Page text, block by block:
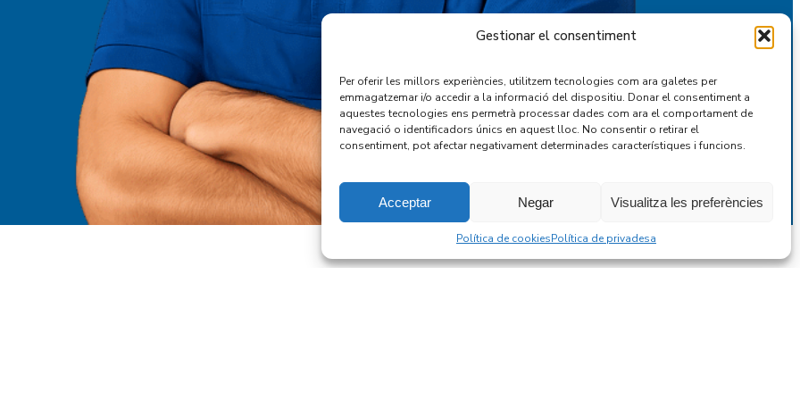
Gestionar el consentiment
Per oferir les millors experiències, utilitzem tecnologies com ara galetes per
emmagatzemar i/o accedir a la informació del dispositiu. Donar el consentiment a
aquestes tecnologies ens permetrà processar dades com ara el comportament de
navegació o identificadors únics en aquest lloc. No consentir o retirar el
consentiment, pot afectar negativament determinades característiques i funcions.
Acceptar Negar Visualitza les preferències
Política de cookiesPolítica de privadesa